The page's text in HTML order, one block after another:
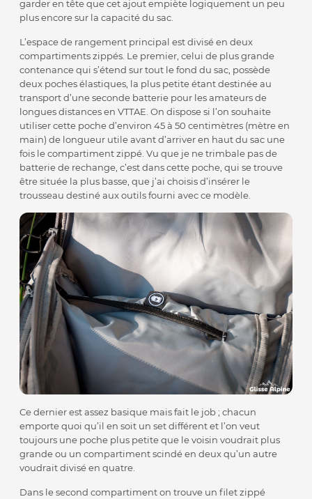
garder en tête que cet ajout empiète logiquement un peu
plus encore sur la capacité du sac.
L’espace de rangement principal est divisé en deux
compartiments zippés. Le premier, celui de plus grande
contenance qui s’étend sur tout le fond du sac, possède
deux poches élastiques, la plus petite étant destinée au
transport d’une seconde batterie pour les amateurs de
longues distances en VTTAE. On dispose si l’on souhaite
utiliser cette poche d’environ 45 à 50 centimètres (mètre en
main) de longueur utile avant d’arriver en haut du sac une
fois le compartiment zippé. Vu que je ne trimbale pas de
batterie de rechange, c’est dans cette poche, qui se trouve
être située la plus basse, que j’ai choisis d’insérer le
trousseau destiné aux outils fourni avec ce modèle.
Ce dernier est assez basique mais fait le job ; chacun
emporte quoi qu’il en soit un set différent et l’on veut
toujours une poche plus petite que le voisin voudrait plus
grande ou un compartiment scindé en deux qu’un autre
voudrait divisé en quatre.
Dans le second compartiment on trouve un filet zippé